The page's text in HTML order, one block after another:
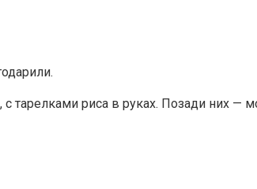
тарелками риса в руках. Позади них —